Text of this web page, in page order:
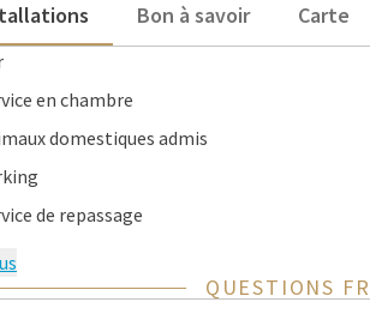
Bon à savoir Carte
en chambre
domestiques admis
de repassage
QUESTIONS